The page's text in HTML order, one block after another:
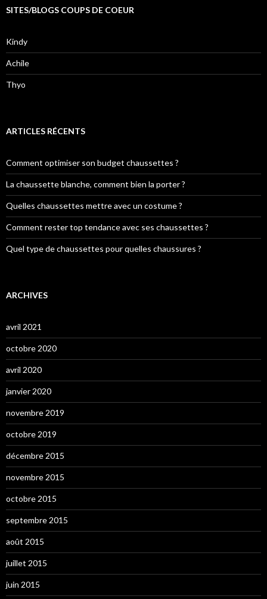
SITES/BLOGS COUPS DE COEUR
Kindy
Achile
Thyo
ARTICLES RÉCENTS
Comment optimiser son budget chaussettes ?
La chaussette blanche, comment bien la porter ?
Quelles chaussettes mettre avec un costume ?
Comment rester top tendance avec ses chaussettes ?
Quel type de chaussettes pour quelles chaussures ?
ARCHIVES
avril 2021
octobre 2020
avril 2020
janvier 2020
novembre 2019
octobre 2019
décembre 2015
novembre 2015
octobre 2015
septembre 2015
août 2015
juillet 2015
juin 2015